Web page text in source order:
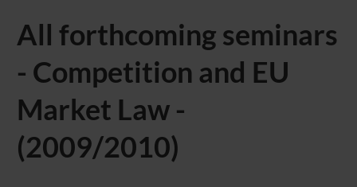
All forthcoming seminars
- Competition and EU
Market Law -
(2009/2010)